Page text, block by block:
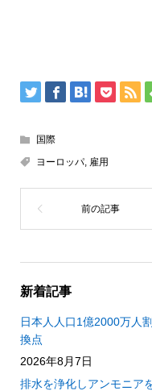
国際
ヨーロッパ, 雇用
新着記事
日本人人口1億2000万人
換点
2026年8月7日
排水を浄化しアンモニ